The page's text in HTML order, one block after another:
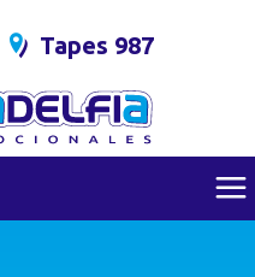
Tapes 987